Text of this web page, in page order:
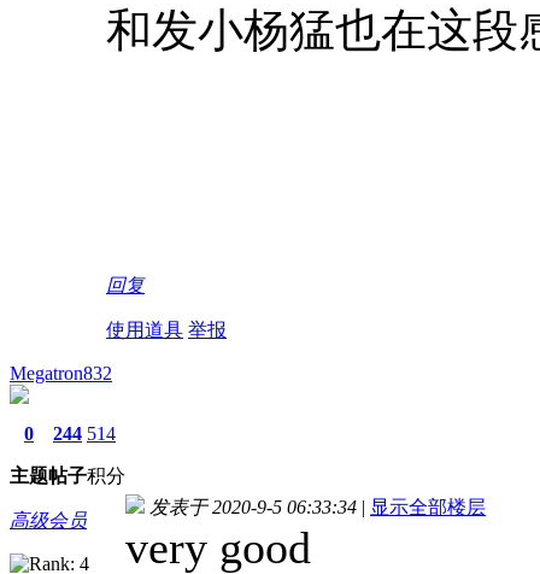
和发小杨猛也在这段
回复
使用道具 举报
Megatron832
0
主题
244
帖子
514
积分
高级会员
发表于 2020-9-5 06:33:34 | 显示全部楼层
very good